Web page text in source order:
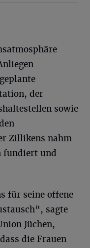
der
sowie
Zillikens nahm
fundiert und
für seine offene
sagte
Jüchen,
die Frauen